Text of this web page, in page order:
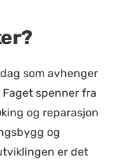
som avhenger
spenner fra
og reparasjon
og
er det